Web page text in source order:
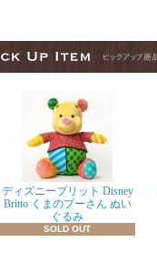
ディズニーブリット Disney
Britto くまのプーさん ぬい
ぐるみ
SOLD OUT